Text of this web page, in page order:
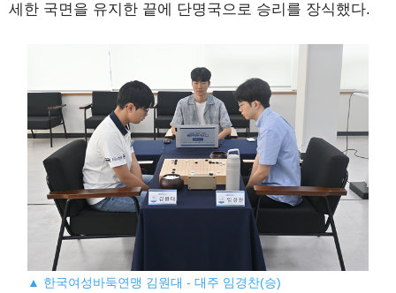
세한 국면을 유지한 끝에 단명국으로 승리를 장식했다.
▲ 한국여성바둑연맹 김원대 - 대주 임경찬(승)